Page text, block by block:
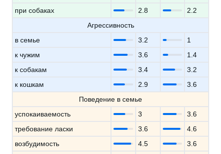
при собаках
2.8
2.2
Агрессивность
в семье
3.2
1
к чужим
3.6
1.4
к собакам
3.4
3.2
к кошкам
2.9
3.6
Поведение в семье
успокаиваемость
3
3.6
требование ласки
3.6
4.6
возбудимость
4.5
3.6